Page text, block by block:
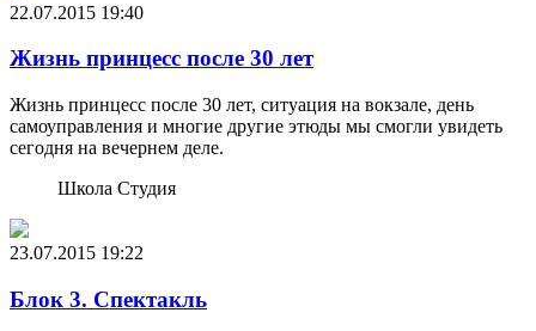
22.07.2015 19:40
Жизнь принцесс после 30 лет
Жизнь принцесс после 30 лет, ситуация на вокзале, день
самоуправления и многие другие этюды мы смогли увидеть
сегодня на вечернем деле.
Школа Студия
23.07.2015 19:22
Блок 3. Спектакль